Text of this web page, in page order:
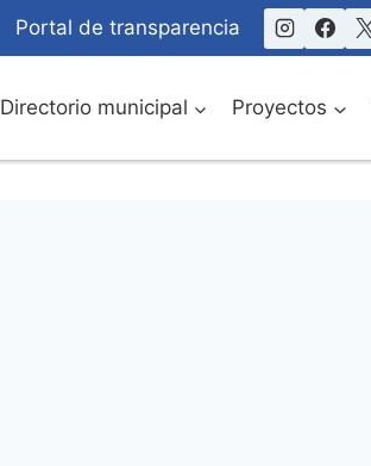
Portal de transparencia
Directorio municipal Proyectos